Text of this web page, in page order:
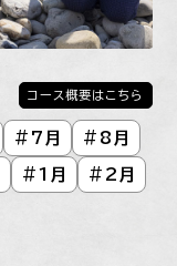
コース概要はこちら
# 7月 # 8月
#1月 # 2月